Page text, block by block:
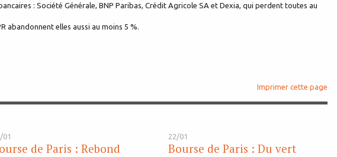
: Société Générale, BNP Paribas, Crédit Agricole SA et Dexia, qui perdent toutes au
abandonnent elles aussi au moins 5 %.
Imprimer cette page
01
de Paris : Rebond
22/01
Bourse de Paris : Du vert